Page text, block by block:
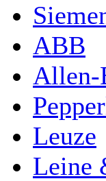
ABB
Allen-
Leuze
Leine